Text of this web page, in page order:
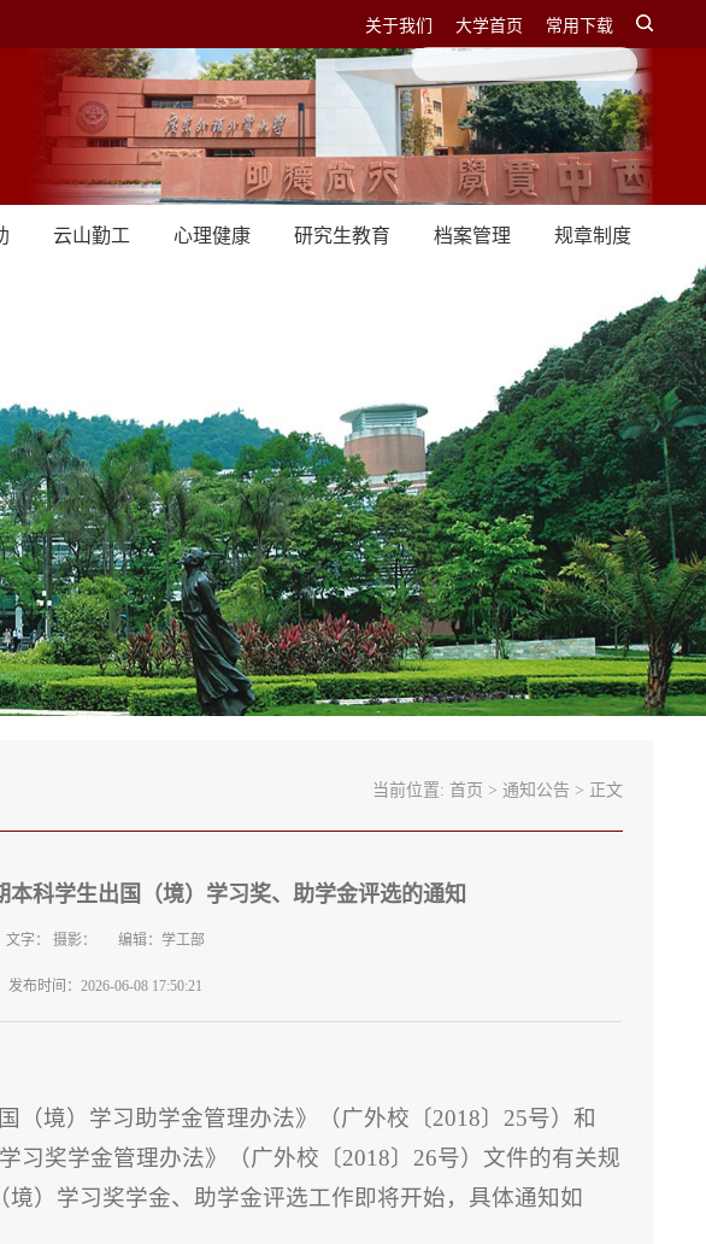
关于我们 大学首页 常用下载
云山勤工 心理健康 研究生教育 档案管理 规章制度
当前位置: 首页 > 通知公告 > 正文
本科学生出国（境）学习奖、助学金评选的通知
文字： 摄影： 编辑：学工部
发布时间：2026-06-08 17:50:21
（境）学习助学金管理办法》（广外校〔2018〕25号）和
习奖学金管理办法》（广外校〔2018〕26号）文件的有关规
）学习奖学金、助学金评选工作即将开始，具体通知如